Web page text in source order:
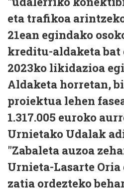
eta trafikoa
21ean egindako
kreditu-aldaketa bat
2023ko likidazioa
Aldaketa horretan,
proiektua lehen
1.317.005 euroko
Urnietako Udalak
"Zabaleta auzoa
Urnieta-Lasarte
zatia ordezteko